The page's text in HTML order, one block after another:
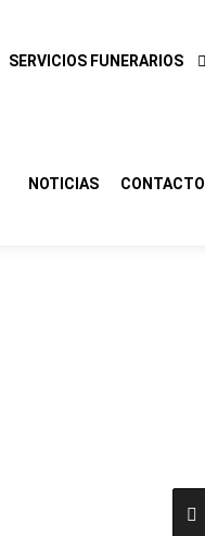
SERVICIOS FUNERARIOS
NOTICIAS CONTACTO